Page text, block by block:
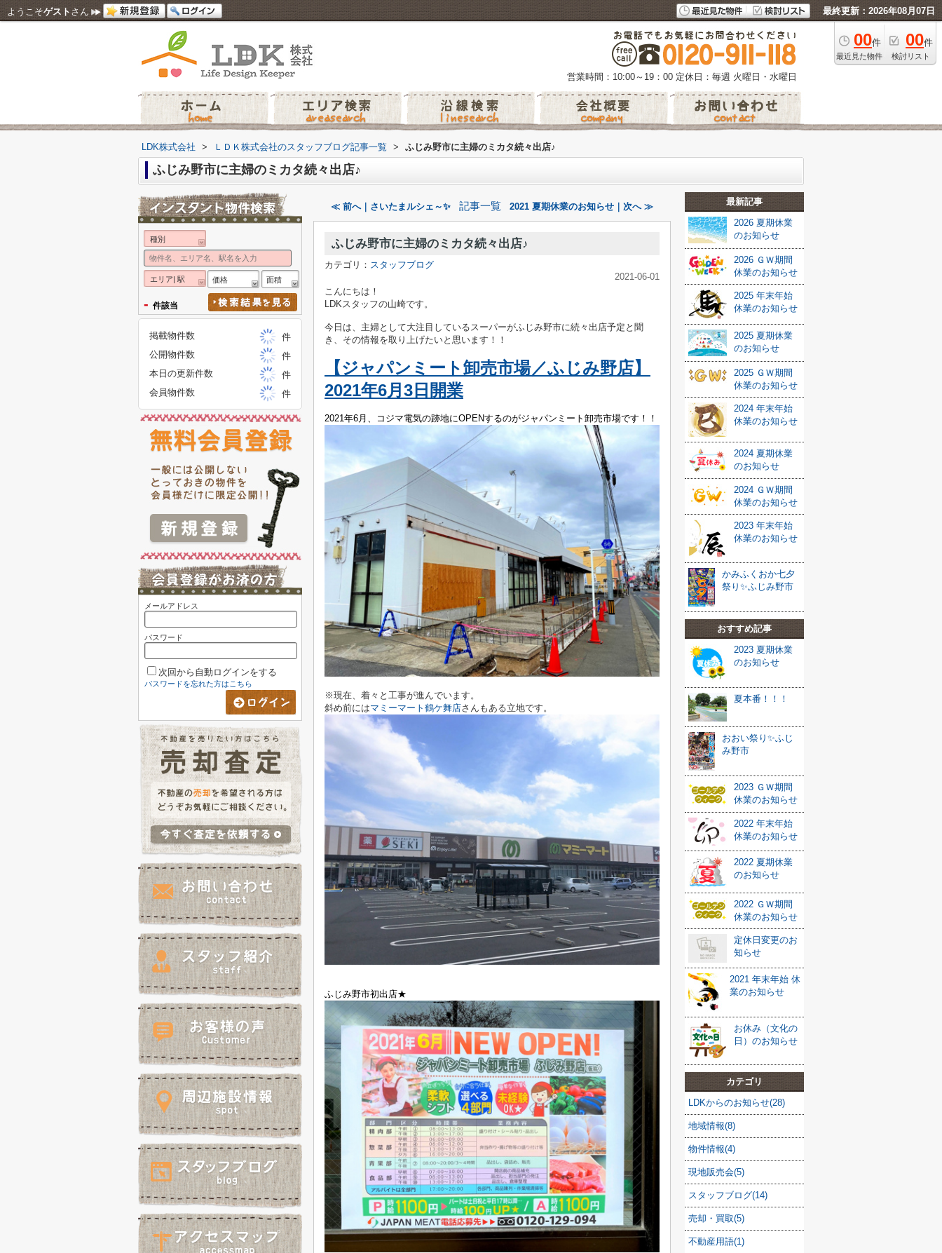
ようこそゲスト さん 最終更新：2026年08月07日
00件
最近見た物件
00件
検討リスト
営業時間：10:00～19：00 定休日：毎週 火曜日・水曜日
LDK株式会社 > ＬＤＫ株式会社のスタッフブログ記事一覧 > ふじみ野市に主婦のミカタ続々出店♪
ふじみ野市に主婦のミカタ続々出店♪
≪ 前へ｜さいたまルシェ～✨ 記事一覧 2021 夏期休業のお知らせ｜次へ ≫
ふじみ野市に主婦のミカタ続々出店♪
カテゴリ： スタッフブログ
2021-06-01
こんにちは！
LDKスタッフの山崎です。
今日は、主婦として大注目しているスーパーがふじみ野市に続々出店予定と聞
き、その情報を取り上げたいと思います！！
【ジャパンミート卸売市場／ふじみ野店】
2021年6月3日開業
2021年6月、 コジマ電気の跡地にOPENするのがジャパンミート卸売市場です！！
※現在、着々と工事が進んでいます。
斜め前にはマミーマート鶴ケ舞店さんもある立地です。
ふじみ野市初出店★
最新記事
2026 夏期休業
のお知らせ
2026 ＧＷ期間
休業のお知らせ
2025 年末年始
休業のお知らせ
2025 夏期休業
のお知らせ
2025 ＧＷ期間
休業のお知らせ
2024 年末年始
休業のお知らせ
2024 夏期休業
のお知らせ
2024 ＧＷ期間
休業のお知らせ
2023 年末年始
休業のお知らせ
かみふくおか七夕
祭り✨ふじみ野市
おすすめ記事
2023 夏期休業
のお知らせ
夏本番！！！
おおい祭り✨ふじ
み野市
2023 ＧＷ期間
休業のお知らせ
2022 年末年始
休業のお知らせ
2022 夏期休業
のお知らせ
2022 ＧＷ期間
休業のお知らせ
定休日変更のお
知らせ
2021 年末年始 休
業のお知らせ
お休み（文化の
日）のお知らせ
カテゴリ
LDKからのお知らせ(28)
地域情報(8)
物件情報(4)
現地販売会(5)
スタッフブログ(14)
売却・買取(5)
不動産用語(1)
種別
エリア| 駅 価格 面積
- 件該当
掲載物件数
件
公開物件数
件
本日の更新件数
件
会員物件数
件
メールアドレス
パスワード
次回から自動ログインをする
パスワードを忘れた方はこちら